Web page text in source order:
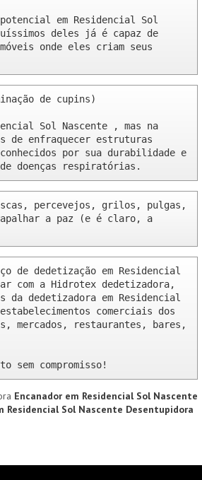
em Residencial Sol
deles já é capaz de
onde eles criam seus
de cupins)
Sol Nascente , mas na
de enfraquecer estruturas
por sua durabilidade e
doenças respiratórias.
percevejos, grilos, pulgas,
a paz (e é claro, a
de dedetização em Residencial
com a Hidrotex dedetizadora,
dedetizadora em Residencial
comerciais dos
mercados, restaurantes, bares,
sem compromisso!
Encanador em Residencial Sol Nascente
Residencial Sol Nascente Desentupidora